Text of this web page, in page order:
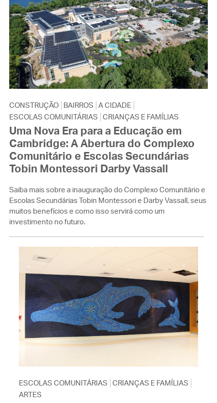
CONSTRUÇÃO BAIRROS A CIDADE
ESCOLAS COMUNITÁRIAS CRIANÇAS E FAMÍLIAS
Uma Nova Era para a Educação em
Cambridge: A Abertura do Complexo
Comunitário e Escolas Secundárias
Tobin Montessori Darby Vassall
Saiba mais sobre a inauguração do Complexo Comunitário e
Escolas Secundárias Tobin Montessori e Darby Vassall, seus
muitos benefícios e como isso servirá como um
investimento no futuro.
ESCOLAS COMUNITÁRIAS CRIANÇAS E FAMÍLIAS
ARTES